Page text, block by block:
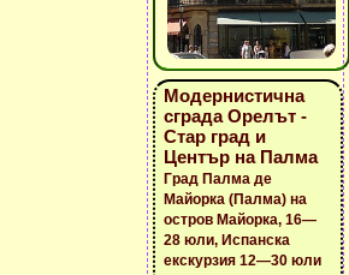
Модернистична
сграда Орелът -
Стар град и
Център на Палма
Град Палма де
Майорка (Палма) на
остров Майорка, 16—
28 юли, Испанска
екскурзия 12—30 юли